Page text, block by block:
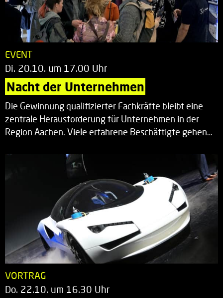
EVENT
Di. 20.10. um 17.00 Uhr
Nacht der Unternehmen
Die Gewinnung qualifizierter Fachkräfte bleibt eine
zentrale Herausforderung für Unternehmen in der
Region Aachen. Viele erfahrene Beschäftigte gehen…
VORTRAG
Do. 22.10. um 16.30 Uhr